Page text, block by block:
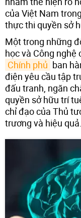
của Việt Nam
thực thi quyền sở
Một trong những
học và Công
Chính phủ ban
điện yêu cầu tập
đấu tranh, ngăn
quyền sở hữu trí
chỉ đạo của Thủ
trương và hiệu quả.